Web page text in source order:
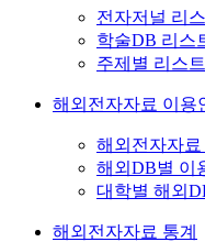
전자저널 리
학술DB 리스
주제별 리스트
해외전자자료 이용
해외전자자료
해외DB별 이
대학별 해외
해외전자자료 통계